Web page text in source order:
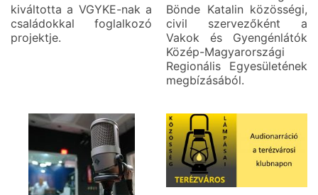
kiváltotta a VGYKE-nak a
családokkal foglalkozó
projektje.
Bönde Katalin közösségi,
civil szervezőként a
Vakok és Gyengénlátók
Közép-Magyarországi
Regionális Egyesületének
megbízásából.